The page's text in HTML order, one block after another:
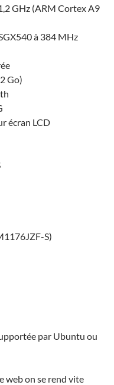
GHz (ARM Cortex A9
à 384 MHz
Go)
écran LCD
S)
par Ubuntu ou
web on se rend vite